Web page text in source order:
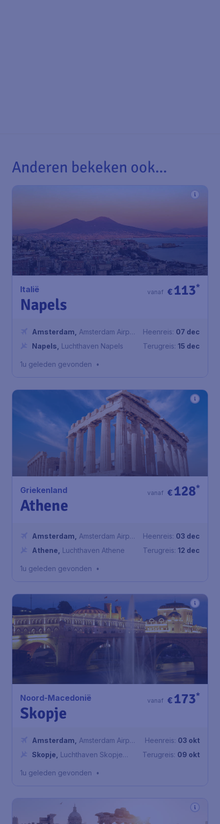
Anderen bekeken ook...
Italië
Napels
€113*
vanaf
Amsterdam
Amsterdam Airport
Schiphol
Napels Luchthaven Napels
Heenreis: 07 dec
Terugreis: 15 dec
1u geleden gevonden •
Griekenland
Athene
€128
vanaf
Amsterdam
Amsterdam Airport
Schiphol
Athene Luchthaven Athene
Heenreis: 03 dec
Terugreis: 12 dec
1u geleden gevonden •
Noord-Macedonië
Skopje
€173*
vanaf
Amsterdam
Amsterdam Airport
Schiphol
Skopje
Luchthaven Skopje
Heenreis: 03 okt
Terugreis: 09 okt
1u geleden gevonden •